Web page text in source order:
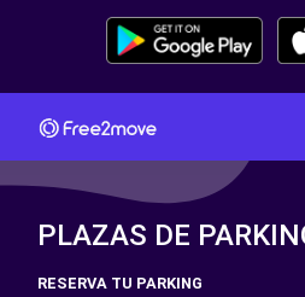
PLAZAS DE
RESERVA TU PARKING